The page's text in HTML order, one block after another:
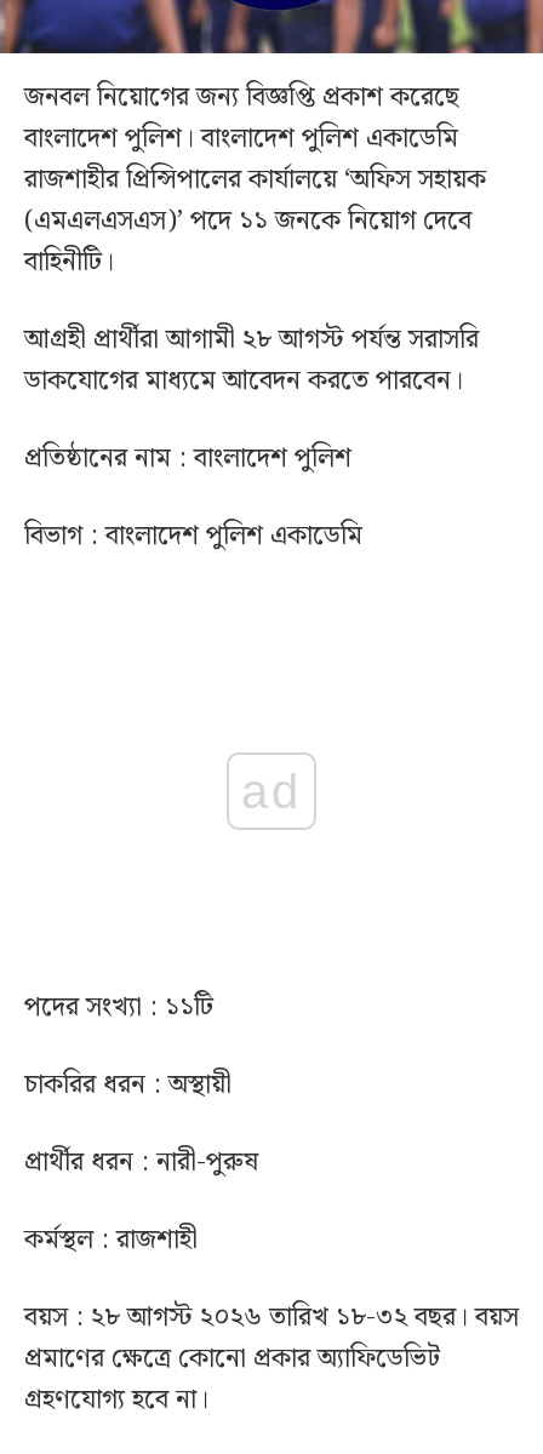
জনবল নিয়োগের জন্য বিজ্ঞপ্তি প্রকাশ করেছে
বাংলাদেশ পুলিশ। বাংলাদেশ পুলিশ একাডেমি
রাজশাহীর প্রিন্সিপালের কার্যালয়ে ‘অফিস সহায়ক
(এমএলএসএস)’ পদে ১১ জনকে নিয়োগ দেবে
বাহিনীটি।
আগ্রহী প্রার্থীরা আগামী ২৮ আগস্ট পর্যন্ত সরাসরি
ডাকযোগের মাধ্যমে আবেদন করতে পারবেন।
প্রতিষ্ঠানের নাম : বাংলাদেশ পুলিশ
বিভাগ : বাংলাদেশ পুলিশ একাডেমি
ad
পদের সংখ্যা : ১১টি
চাকরির ধরন : অস্থায়ী
প্রার্থীর ধরন : নারী-পুরুষ
কর্মস্থল : রাজশাহী
বয়স : ২৮ আগস্ট ২০২৬ তারিখ ১৮-৩২ বছর। বয়স
প্রমাণের ক্ষেত্রে কোনো প্রকার অ্যাফিডেভিট
গ্রহণযোগ্য হবে না।